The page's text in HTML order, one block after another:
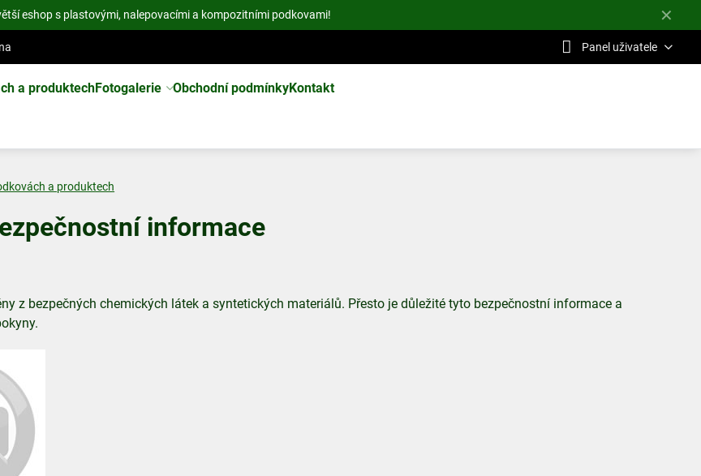
✕
eshop s plastovými, nalepovacími a kompozitními podkovami!
Panel uživatele
a produktechFotogalerie Obchodní podmínkyKontakt
a produktech
informace
z bezpečných chemických látek a syntetických materiálů. Přesto je důležité tyto bezpečnostní informace a